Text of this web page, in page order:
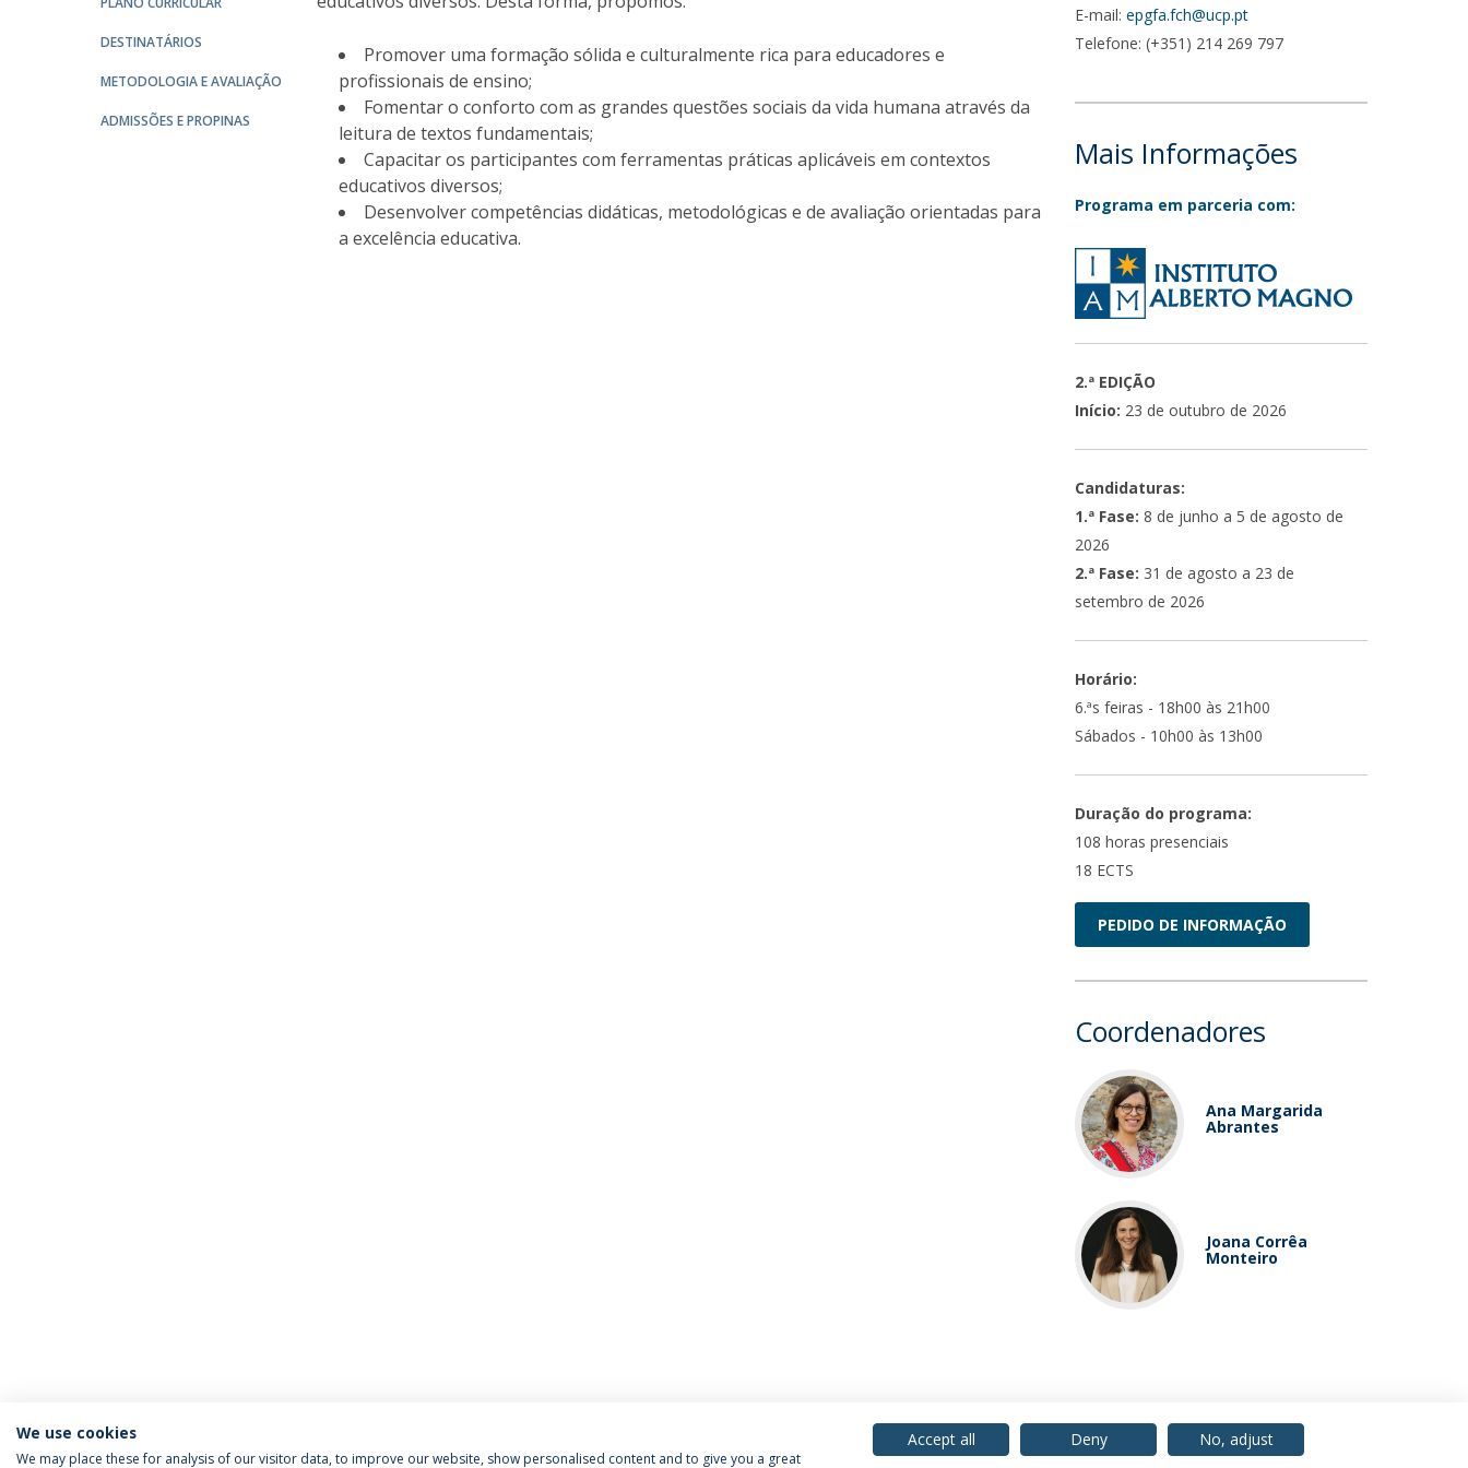
Católica Research Centre for Psychological, Family and
Social Wellbeing
DESTINATÁRIOS
METODOLOGIA E AVALIAÇÃO
ADMISSÕES E PROPINAS
Promover uma formação sólida e culturalmente rica para educadores e
profissionais de ensino;
Fomentar o conforto com as grandes questões sociais da vida humana através da
leitura de textos fundamentais;
Capacitar os participantes com ferramentas práticas aplicáveis em contextos
educativos diversos;
Desenvolver competências didáticas, metodológicas e de avaliação orientadas para
a excelência educativa.
E-mail:epgfa.fch@ucp.pt
Telefone: (+351) 214 269 797
Mais Informações
Programa em parceria com:
2.ª EDIÇÃO
Início: 23 de outubro de 2026
Candidaturas:
1.ª Fase:8 de junho a 5 de agosto de
2026
2.ª Fase: 31 de agosto a 23 de
setembro de 2026
Horário:
6.ªs feiras - 18h00 às 21h00
Sábados - 10h00 às 13h00
Duração do programa:
108 horas presenciais
18 ECTS
PEDIDO DE INFORMAÇÃO
Coordenadores
Ana Margarida
Abrantes
Joana Corrêa
Monteiro
We use cookies
We may place these for analysis of our visitor data, to improve our website, show personalised content and to give you a great
Accept all Deny No, adjust